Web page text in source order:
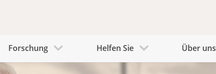
Forschung Helfen Sie Über uns